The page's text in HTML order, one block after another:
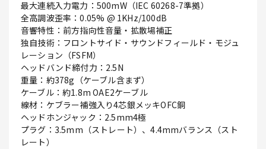
最大連続入力電力：500mW（IEC 60268-7準拠）
全高調波歪率：0.05% @ 1KHz/100dB
音響特性：前方指向性音量・拡散場補正
独自技術：フロントサイド・サウンドフィールド・モジュ
レーション（FSFM）
ヘッドバンド締付力：2.5N
重量：約378g（ケーブル含まず）
ケーブル：約1.8m OAE2ケーブル
線材：ケブラー補強入り4芯銀メッキOFC銅
ヘッドホンジャック：2.5mm4極
プラグ：3.5mm（ストレート）、4.4mmバランス（スト
レート）